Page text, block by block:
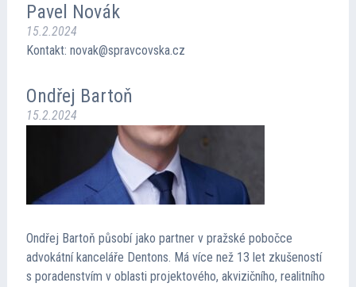
O TMA
Členství
Kontakt
Cena TMA
Pavel Novák
15.2.2024
Kontakt: novak@spravcovska.cz
Ondřej Bartoň
15.2.2024
Ondřej Bartoň působí jako partner v pražské pobočce
advokátní kanceláře Dentons. Má více než 13 let zkušeností
s poradenstvím v oblasti projektového, akvizičního, realitního